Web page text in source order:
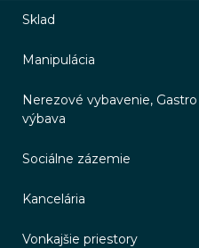
Sklad
Manipulácia
Nerezové vybavenie, Gastro
výbava
Sociálne zázemie
Kancelária
Vonkajšie priestory